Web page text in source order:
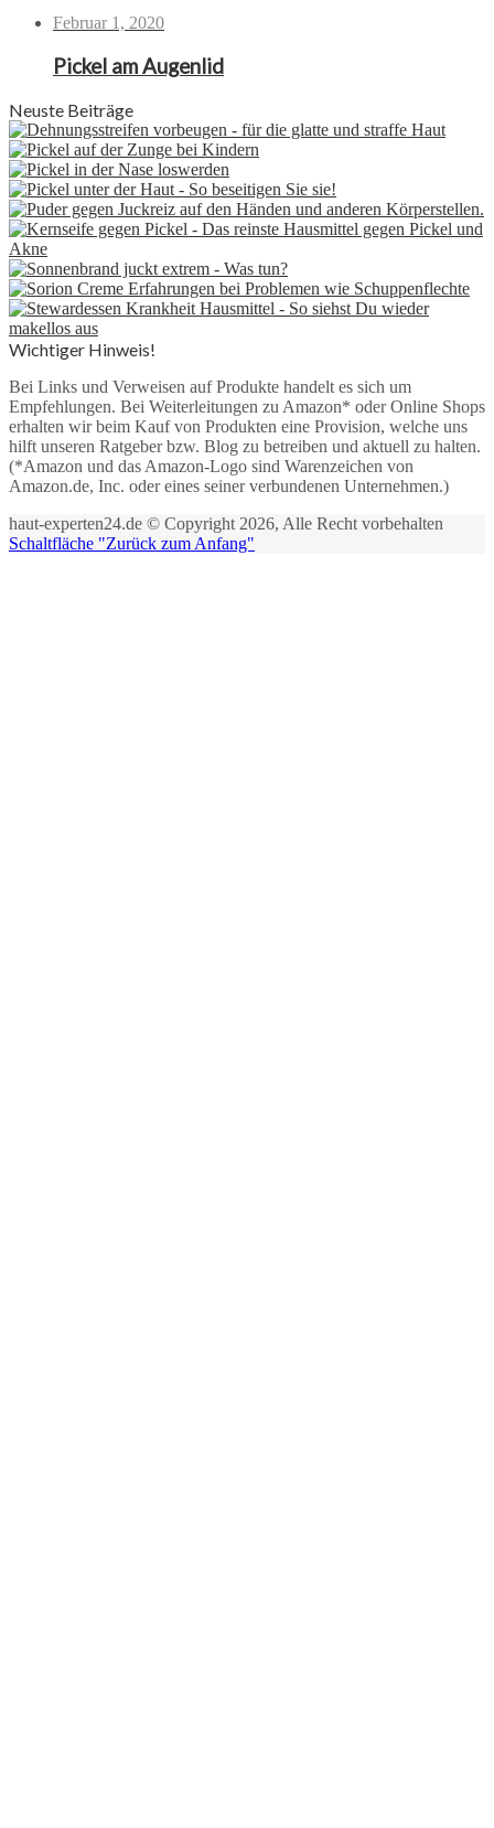
Februar 1, 2020
Pickel am Augenlid
Neuste Beiträge
Wichtiger Hinweis!
Bei Links und Verweisen auf Produkte handelt es sich um
Empfehlungen. Bei Weiterleitungen zu Amazon* oder Online Shops
erhalten wir beim Kauf von Produkten eine Provision, welche uns
hilft unseren Ratgeber bzw. Blog zu betreiben und aktuell zu halten.
(*Amazon und das Amazon-Logo sind Warenzeichen von
Amazon.de, Inc. oder eines seiner verbundenen Unternehmen.)
haut-experten24.de © Copyright 2026, Alle Recht vorbehalten
Schaltfläche "Zurück zum Anfang"